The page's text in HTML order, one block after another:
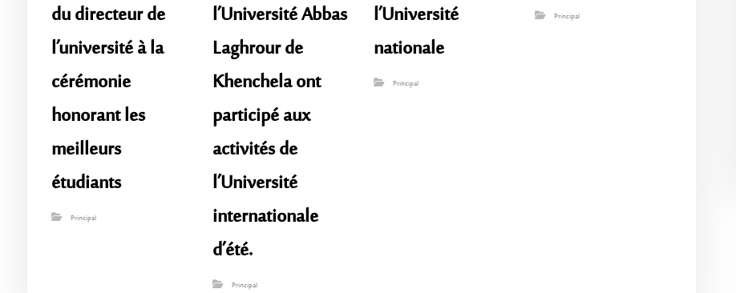
du directeur de
l’université à la
cérémonie
honorant les
meilleurs
étudiants
Principal
l’Université Abbas
Laghrour de
Khenchela ont
participé aux
activités de
l’Université
internationale
d’été.
Principal
l’Université
nationale
Principal
Principal